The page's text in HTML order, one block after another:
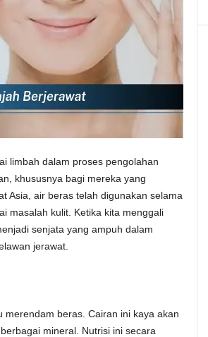
limbah dalam proses pengolahan
khususnya bagi mereka yang
Asia, air beras telah digunakan selama
masalah kulit. Ketika kita menggali
senjata yang ampuh dalam
jerawat.
beras. Cairan ini kaya akan
mineral. Nutrisi ini secara